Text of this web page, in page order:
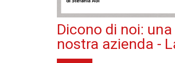
Dicono di noi:
nostra azienda -